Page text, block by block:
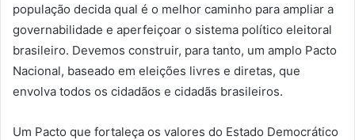
população decida qual é o melhor caminho para ampliar a
governabilidade e aperfeiçoar o sistema político eleitoral
brasileiro. Devemos construir, para tanto, um amplo Pacto
Nacional, baseado em eleições livres e diretas, que
envolva todos os cidadãos e cidadãs brasileiros.
Um Pacto que fortaleça os valores do Estado Democrático